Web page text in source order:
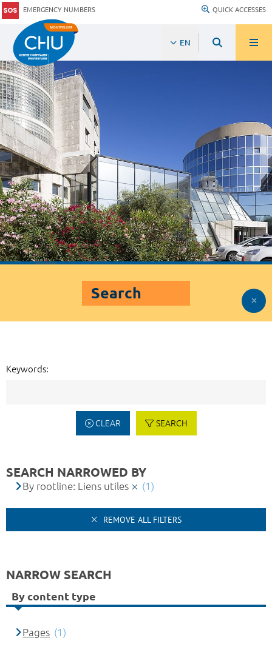
EMERGENCY NUMBERS QUICK ACCESSES
EN
Search
Keywords:
CLEAR SEARCH
SEARCH NARROWED BY
By rootline: Liens utiles (1)
REMOVE ALL FILTERS
NARROW SEARCH
By content type
Pages (1)